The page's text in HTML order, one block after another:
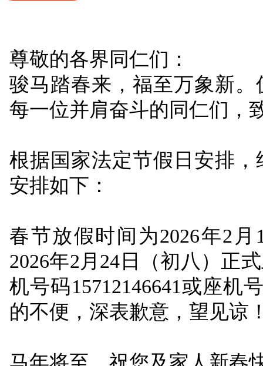
尊敬的各界同仁们：
骏马踏春来，福至万象新
每一位并肩奋斗的同仁们，
根据国家法定节假日安排
安排如下：
春节放假时间为2026年2
2026年2月24日（初八）正
机号码15712146641或座机
的不便，深表歉意，望见谅